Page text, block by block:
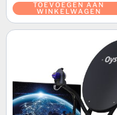
TOEVOEGEN AAN
WINKELWAGEN